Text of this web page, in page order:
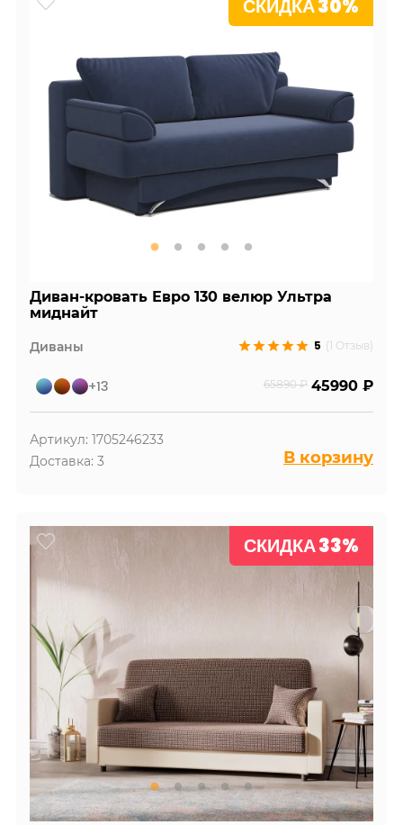
СКИДКА 30%
Диван-кровать Евро 130 велюр Ультра
миднайт
Диваны 5 (1 Отзыв)
+13 65890 ₽ 45990 ₽
Артикул: 1705246233
Доставка: 3
В корзину
СКИДКА 33%